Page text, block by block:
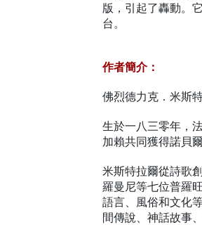
版，引起了轟動。
台。
作者簡介：
佛烈德力克．米斯
生於一八三零年，
加賴共同獲得諾貝
米斯特拉爾從詩歌
羅曼尼等七位普羅
語言、風俗和文化
間傳說、神話故事